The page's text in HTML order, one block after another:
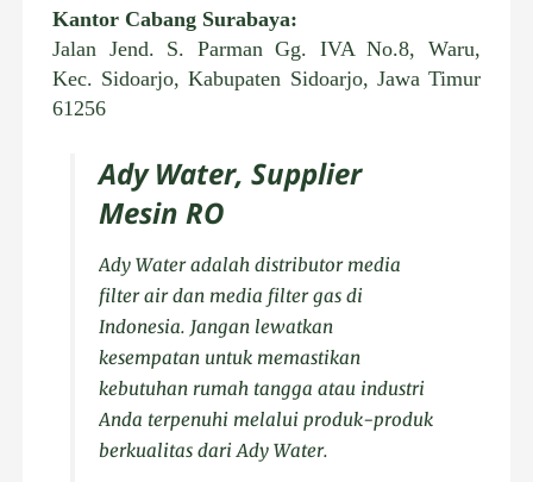
Kantor Cabang Surabaya:
Jalan Jend. S. Parman Gg. IVA No.8, Waru,
Kec. Sidoarjo, Kabupaten Sidoarjo, Jawa Timur
61256
Ady Water, Supplier
Mesin RO
Ady Water adalah distributor media
filter air dan media filter gas di
Indonesia. Jangan lewatkan
kesempatan untuk memastikan
kebutuhan rumah tangga atau industri
Anda terpenuhi melalui produk-produk
berkualitas dari Ady Water.